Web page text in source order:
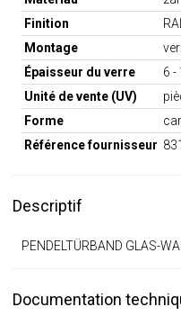
Finition
Montage
Épaisseur du verre
6 -
Unité de vente (UV)
Forme
Référence fournisseur
Descriptif
PENDELTÜRBAND GLAS-
Documentation